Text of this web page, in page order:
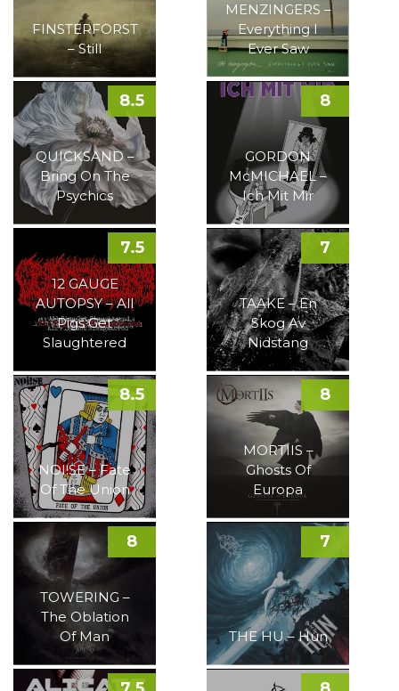
FINSTERFORST
– Still
MENZINGERS –
Everything I
Ever Saw
QUICKSAND –
Bring On The
Psychics
8.5
GORDON
McMICHAEL –
Ich Mit Mir
8
12 GAUGE
AUTOPSY – All
Pigs Get
Slaughtered
7.5
TAAKE – En
Skog Av
Nidstang
7
NOI!SE – Fate
Of The Union
8.5
MORTIIS –
Ghosts Of
Europa
8
TOWERING –
The Oblation
Of Man
8
THE HU – Hun
7